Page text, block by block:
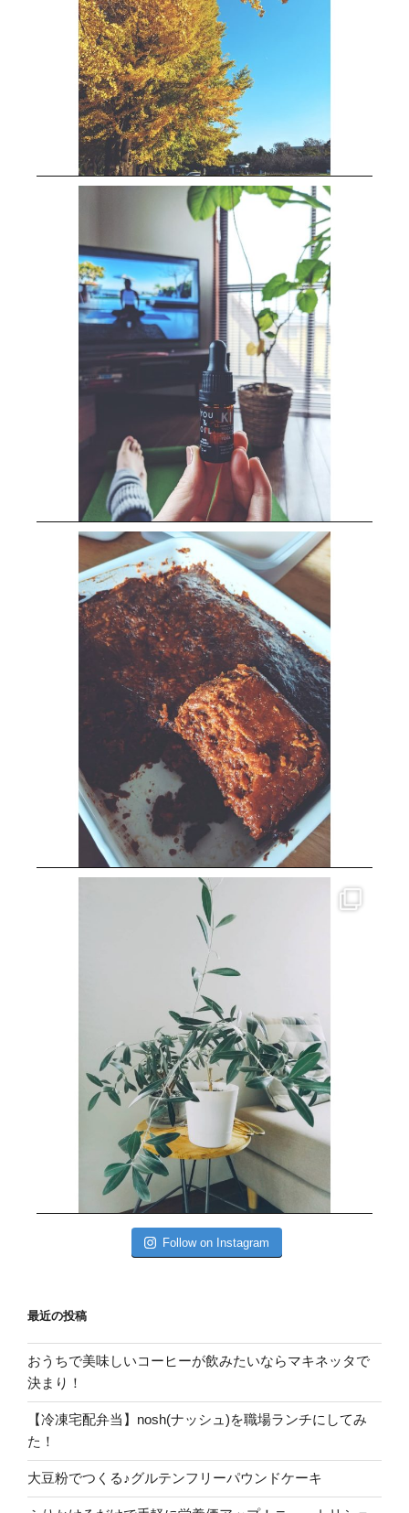
Follow on Instagram
最近の投稿
おうちで美味しいコーヒーが飲みたいならマキネッタで
決まり！
【冷凍宅配弁当】nosh(ナッシュ)を職場ランチにしてみ
た！
大豆粉でつくる♪グルテンフリーパウンドケーキ